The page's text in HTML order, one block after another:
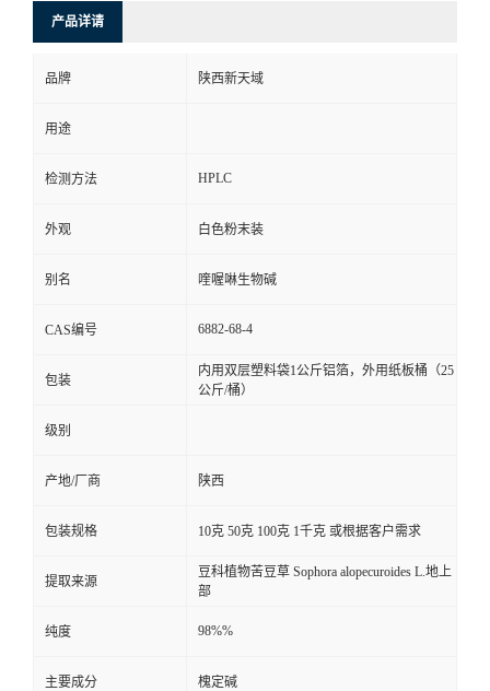
产品详请
品牌 陕西新天域
用途
检测方法 HPLC
外观 白色粉末装
别名 喹喔啉生物碱
CAS编号 6882-68-4
包装
内用双层塑料袋1公斤铝箔，外用纸板桶（25
公斤/桶）
级别
产地/厂商 陕西
包装规格 10克 50克 100克 1千克 或根据客户需求
提取来源
豆科植物苦豆草 Sophora alopecuroides L.地上
部
纯度 98%%
主要成分 槐定碱